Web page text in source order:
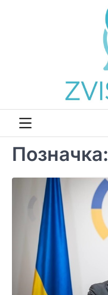
Позначка: